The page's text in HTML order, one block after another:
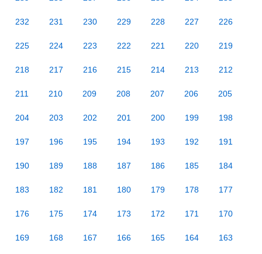
232 231 230 229 228 227 226
225 224 223 222 221 220 219
218 217 216 215 214 213 212
211 210 209 208 207 206 205
204 203 202 201 200 199 198
197 196 195 194 193 192 191
190 189 188 187 186 185 184
183 182 181 180 179 178 177
176 175 174 173 172 171 170
169 168 167 166 165 164 163